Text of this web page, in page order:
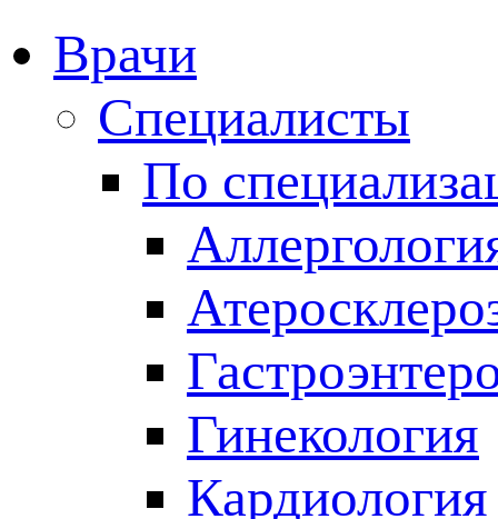
Врачи
Специалисты
По
Гинекология
Кардиология